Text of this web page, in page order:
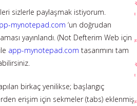
sizlerle paylaşmak istiyorum.
mynotepad.com ‘un doğrudan
yayınlandı. (Not Defterim Web için
app-mynotepad.com tasarımını tam
birkaç yenilikse; başlangıç
erişim için sekmeler (tabs) eklenmiş